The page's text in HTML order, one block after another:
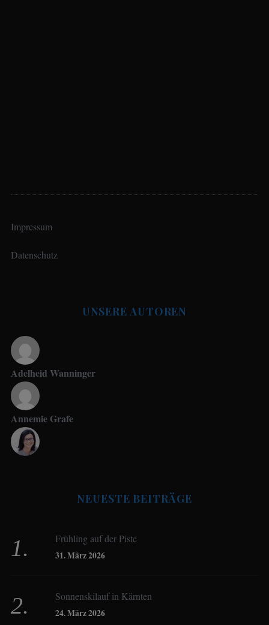
Impressum
Datenschutz
UNSERE AUTOREN
Adelheid Wanninger
Annemie Grafe
Birgit Werner
Christoph Schrahe
NEUESTE BEITRÄGE
Frühling auf der Piste
31. März 2026
Sonnenskilauf in Kärnten
24. März 2026